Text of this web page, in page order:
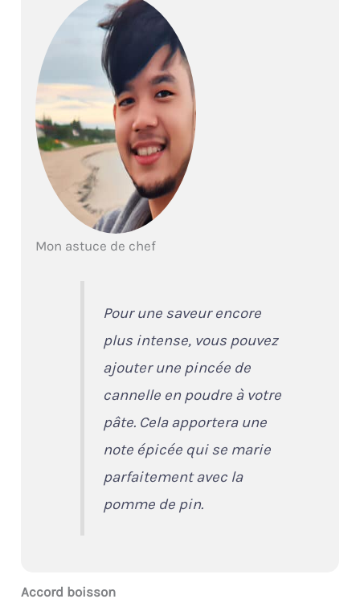
Mon astuce de chef
Pour une saveur encore
plus intense, vous pouvez
ajouter une pincée de
cannelle en poudre à votre
pâte. Cela apportera une
note épicée qui se marie
parfaitement avec la
pomme de pin.
Accord boisson